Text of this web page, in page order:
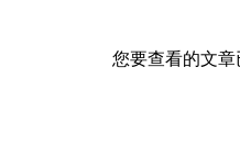
您要查看的文